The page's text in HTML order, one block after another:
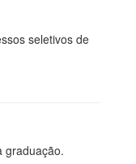
seletivos de
graduação.